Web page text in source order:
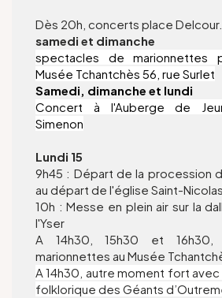
Dès 20h, concerts place Delcour.
samedi et dimanche
spectacles de marionnettes
Musée Tchantchès 56, rue Surlet
Samedi, dimanche et lundi
Concert à l'Auberge de
Simenon
Lundi 15
9h45 : Départ de la procession
au départ de l'église Saint-Nicolas
10h : Messe en plein air sur la
l'Yser
A 14h30, 15h30 et 16h30,
marionnettes au Musée
A 14h30, autre moment fort
folklorique des Géants